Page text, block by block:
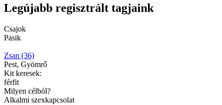
Legújabb regisztrált tagjaink
Csajok
Pasik
Zsan (36)
Pest, Gyömrő
Kit keresek:
férfit
Milyen célból?
Alkalmi szexkapcsolat